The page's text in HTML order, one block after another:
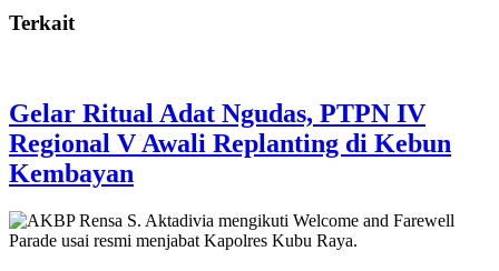
Terkait
Gelar Ritual Adat Ngudas, PTPN IV
Regional V Awali Replanting di Kebun
Kembayan